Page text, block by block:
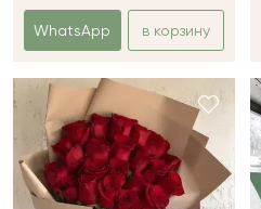
WhatsApp в корзину